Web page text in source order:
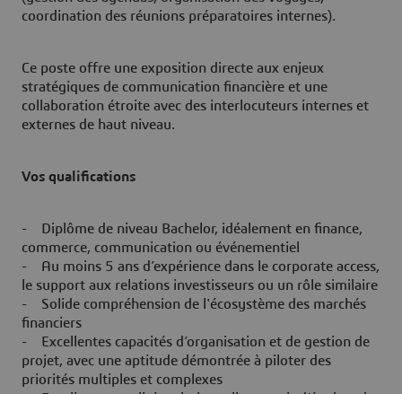
coordination des réunions préparatoires internes).
Ce poste offre une exposition directe aux enjeux
stratégiques de communication financière et une
collaboration étroite avec des interlocuteurs internes et
externes de haut niveau.
Vos qualifications
- Diplôme de niveau Bachelor, idéalement en finance,
commerce, communication ou événementiel
- Au moins 5 ans d’expérience dans le corporate access,
le support aux relations investisseurs ou un rôle similaire
- Solide compréhension de l'écosystème des marchés
financiers
- Excellentes capacités d’organisation et de gestion de
projet, avec une aptitude démontrée à piloter des
priorités multiples et complexes